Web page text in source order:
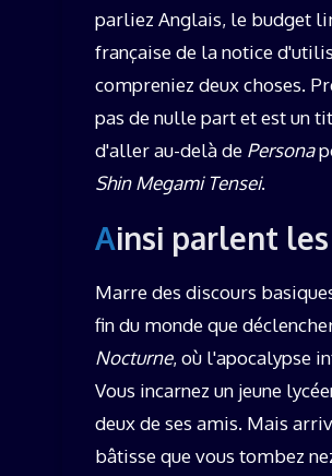
parliez Anglais, le budget
française de la notice
compreniez deux choses.
pas de nulle part et est un
d'aller au-delà de Persona
Shin Megami Tensei.
Ainsi parlent
Marre des discours
fin du monde que
Nocturne, où l'apocalypse
Vous incarnez un jeune
deux de ses amis. Mais
bâtisse que vous tombez